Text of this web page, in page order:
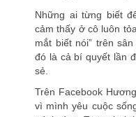
Những ai từng biết
cảm thấy ở cô luôn
mắt biết nói” trên
đó là cả bí quyết lần
sẻ.
Trên Facebook
vì mình yêu cuộc